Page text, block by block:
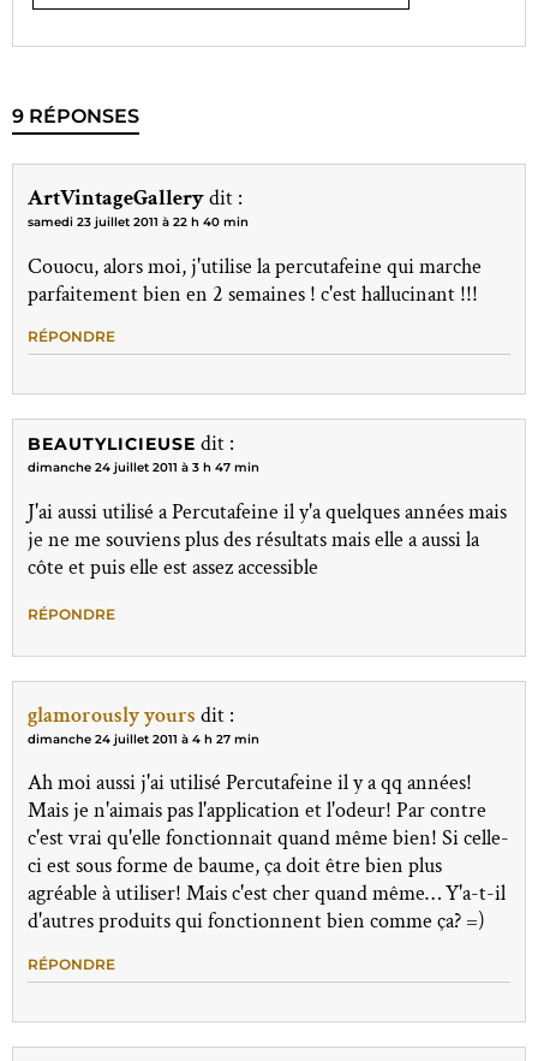
9 RÉPONSES
ArtVintageGallerydit :
samedi 23 juillet 2011 à 22 h 40 min
Couocu, alors moi, j'utilise la percutafeine qui marche
parfaitement bien en 2 semaines ! c'est hallucinant !!!
RÉPONDRE
BEAUTYLICIEUSE dit :
dimanche 24 juillet 2011 à 3 h 47 min
J'ai aussi utilisé a Percutafeine il y'a quelques années mais
je ne me souviens plus des résultats mais elle a aussi la
côte et puis elle est assez accessible
RÉPONDRE
glamorously yours dit :
dimanche 24 juillet 2011 à 4 h 27 min
Ah moi aussi j'ai utilisé Percutafeine il y a qq années!
Mais je n'aimais pas l'application et l'odeur! Par contre
c'est vrai qu'elle fonctionnait quand même bien! Si celle-
ci est sous forme de baume, ça doit être bien plus
agréable à utiliser! Mais c'est cher quand même… Y'a-t-il
d'autres produits qui fonctionnent bien comme ça? =)
RÉPONDRE